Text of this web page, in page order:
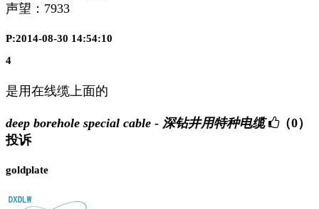
声望： 7933
P:2014-08-30 14:54:10
4
是用在线缆上面的
deep borehole special cable - 深钻井用特种电缆
（0）
投诉
goldplate